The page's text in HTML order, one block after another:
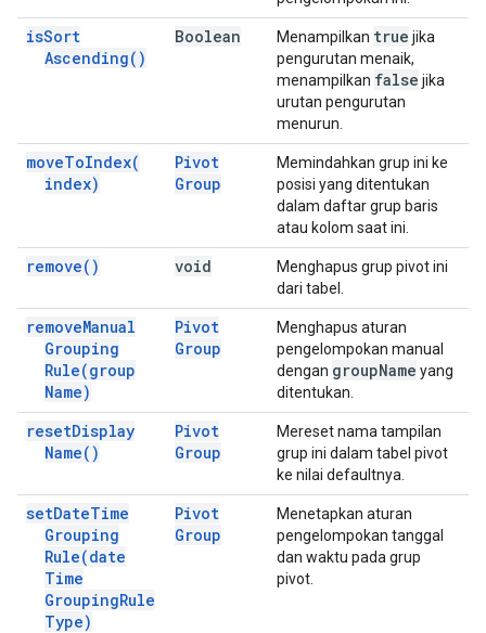
isSort
Ascending( )
Boolean Menampilkan true jika
pengurutan menaik,
menampilkan false jika
urutan pengurutan
menurun.
moveToIndex(
index)
Pivot
Group
Memindahkan grup ini ke
posisi yang ditentukan
dalam daftar grup baris
atau kolom saat ini.
remove( ) void
Menghapus grup pivot ini
dari tabel.
removeManual
Grouping
Rule(group
Name)
Pivot
Group
Menghapus aturan
pengelompokan manual
dengan groupName yang
ditentukan.
resetDisplay
Name( )
Pivot
Group
Mereset nama tampilan
grup ini dalam tabel pivot
ke nilai defaultnya.
setDateTime
Grouping
Rule(date
Time
GroupingRule
Type)
Pivot
Group
Menetapkan aturan
pengelompokan tanggal
dan waktu pada grup
pivot.